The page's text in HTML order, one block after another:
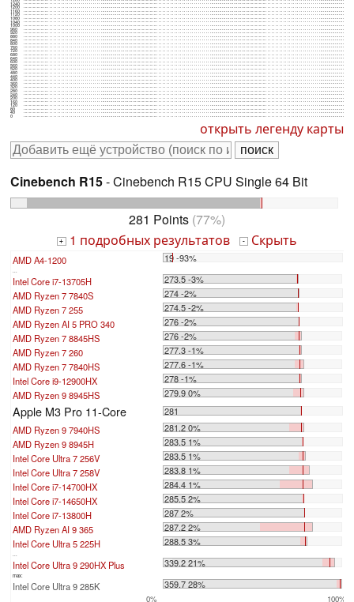
0
40
80
120
160
200
240
280
320
360
400
440
480
520
560
600
640
680
720
760
800
840
880
920
960
1000
1040
1080
1120
1160
1200
1240
открыть легенду карты
Cinebench R15- Cinebench R15 CPU Single 64 Bit
281 Points (77%)
+ 1 подробных результатов - Скрыть
AMD A4-1200 19 -93%
...
Intel Core i7-13705H
273.5 -3%
AMD Ryzen 7 7840S
274 -2%
AMD Ryzen 7 255
274.5 -2%
AMD Ryzen AI 5 PRO 340
276 -2%
AMD Ryzen 7 8845HS
276 -2%
AMD Ryzen 7 260
277.3 -1%
AMD Ryzen 7 7840HS
277.6 -1%
Intel Core i9-12900HX
278 -1%
AMD Ryzen 9 8945HS
279.9 0%
Apple M3 Pro 11-Core
281
AMD Ryzen 9 7940HS
281.2 0%
AMD Ryzen 9 8945H
283.5 1%
Intel Core Ultra 7 256V
283.5 1%
Intel Core Ultra 7 258V
283.8 1%
Intel Core i7-14700HX
284.4 1%
Intel Core i7-14650HX
285.5 2%
Intel Core i7-13800H
287 2%
AMD Ryzen AI 9 365
287.2 2%
Intel Core Ultra 5 225H
288.5 3%
...
Intel Core Ultra 9 290HX Plus 339.2 21%
max:
Intel Core Ultra 9 285K 359.7 28%
0% 100%